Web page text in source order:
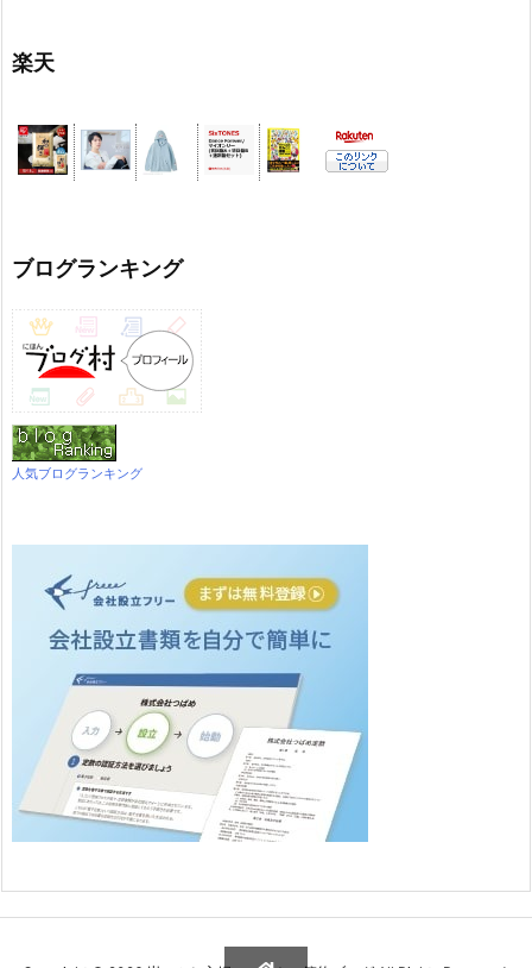
楽天
ブログランキング
人気ブログランキング